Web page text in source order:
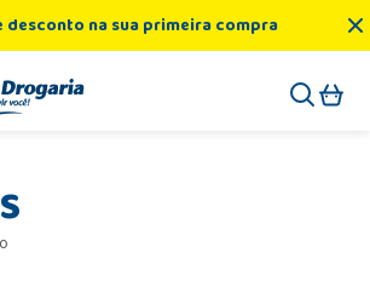
desconto na sua primeira compra